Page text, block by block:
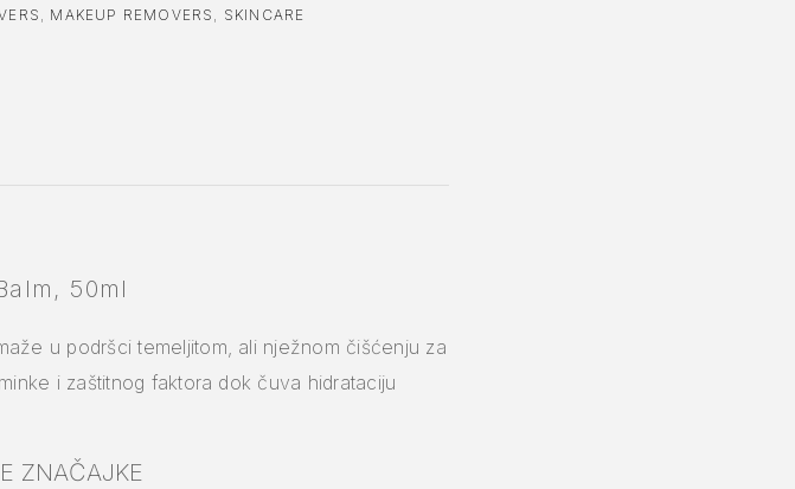
MAKEUP REMOVERS SKINCARE
50ml
u podršci temeljitom, ali nježnom čišćenju za
i zaštitnog faktora dok čuva hidrataciju
ZNAČAJKE